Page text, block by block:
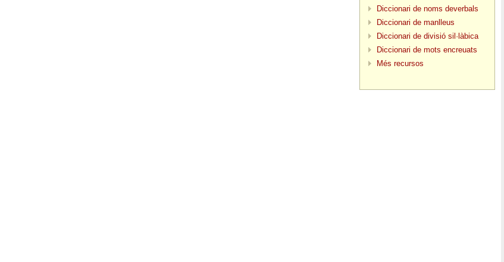
Diccionari de noms deverbals
Diccionari de manlleus
Diccionari de divisió sil·làbica
Diccionari de mots encreuats
Més recursos